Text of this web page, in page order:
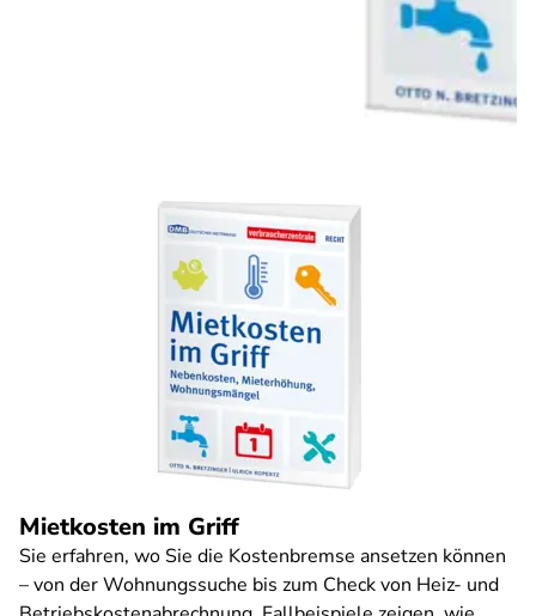
Mietkosten im Griff
Sie erfahren, wo Sie die Kostenbremse ansetzen können
– von der Wohnungssuche bis zum Check von Heiz- und